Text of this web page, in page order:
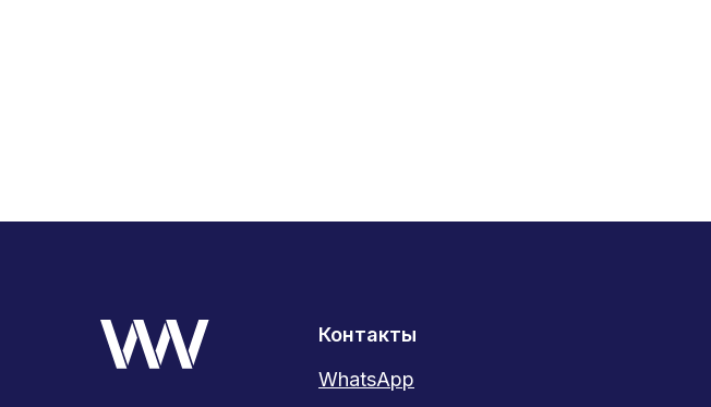
Контакты
WhatsApp